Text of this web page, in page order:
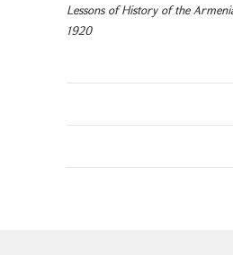
Lessons of History of the
1920